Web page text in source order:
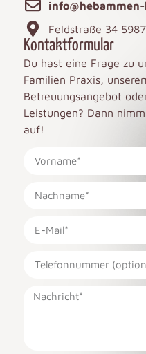
Feldstraße 34
Kontaktformular
Du hast eine Frage zu
Familien Praxis,
Betreuungsangebot
Leistungen? Dann
auf!